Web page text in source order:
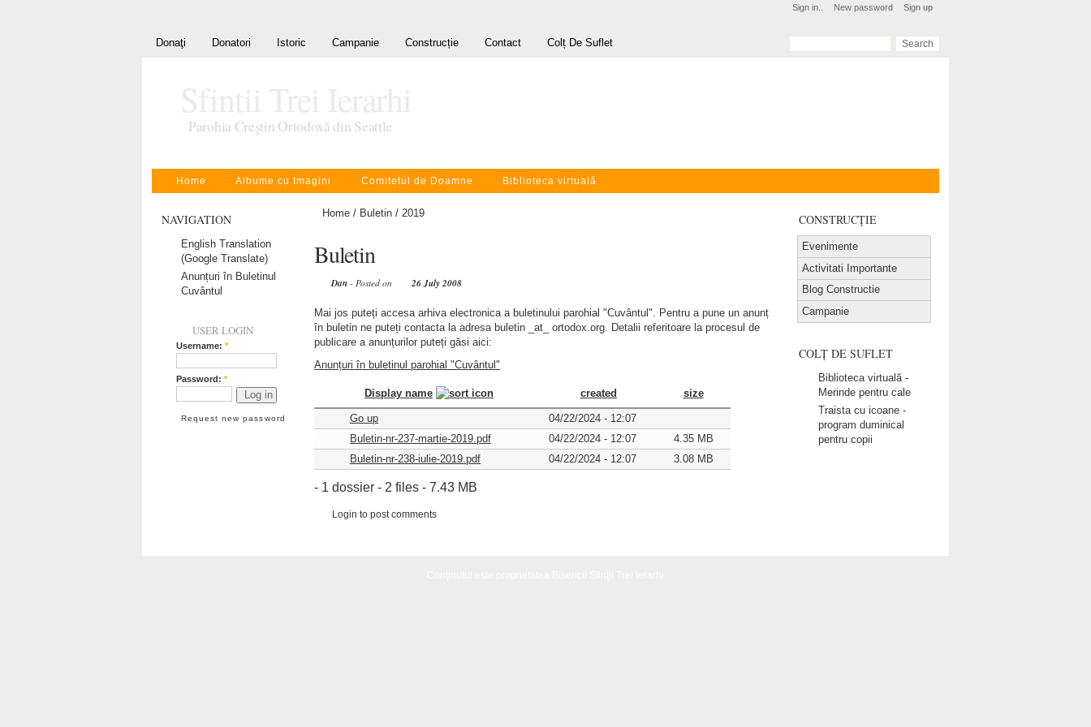
Sign in.. New password Sign up
Donaţi Donatori Istoric Campanie Construcție Contact Colț De Suflet
Parohia Creştin Ortodoxă din Seattle
Home Albume cu Imagini Comitetul de Doamne Biblioteca virtuală
NAVIGATION
English Translation
(Google Translate)
Anunțuri în Buletinul
Cuvântul
USER LOGIN
Username: *
Password: *
Request new password
Home / Buletin / 2019
Buletin
Dan - Posted on 26 July 2008
Mai jos puteți accesa arhiva electronica a buletinului parohial "Cuvântul". Pentru a pune un anunț
în buletin ne puteți contacta la adresa buletin _at_ ortodox.org. Detalii referitoare la procesul de
publicare a anunțurilor puteți găsi aici:
Anunțuri în buletinul parohial "Cuvântul"
Display name created size
Go up
04/22/2024 - 12:07
Buletin-nr-237-martie-2019.pdf
04/22/2024 - 12:07
4.35 MB
Buletin-nr-238-iulie-2019.pdf
04/22/2024 - 12:07 3.08 MB
- 1 dossier - 2 files - 7.43 MB
Login to post comments
CONSTRUCȚIE
Evenimente
Activitati Importante
Blog Constructie
Campanie
COLȚ DE SUFLET
Biblioteca virtuală -
Merinde pentru cale
Traista cu icoane -
program duminical
pentru copii